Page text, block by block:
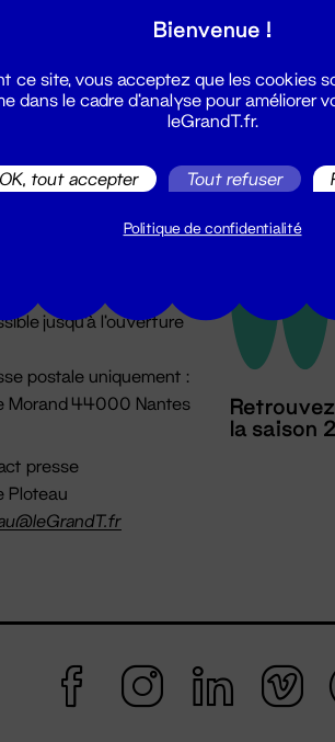
jusqu'à l'ouverture
postale uniquement :
Morand 44000 Nantes
presse
Ploteau
la saison
Bienvenue !
ce site, vous acceptez que les cookies
dans le cadre d'analyse pour améliorer
leGrandT.fr.
OK, tout accepter Tout refuser
Politique de confidentialité